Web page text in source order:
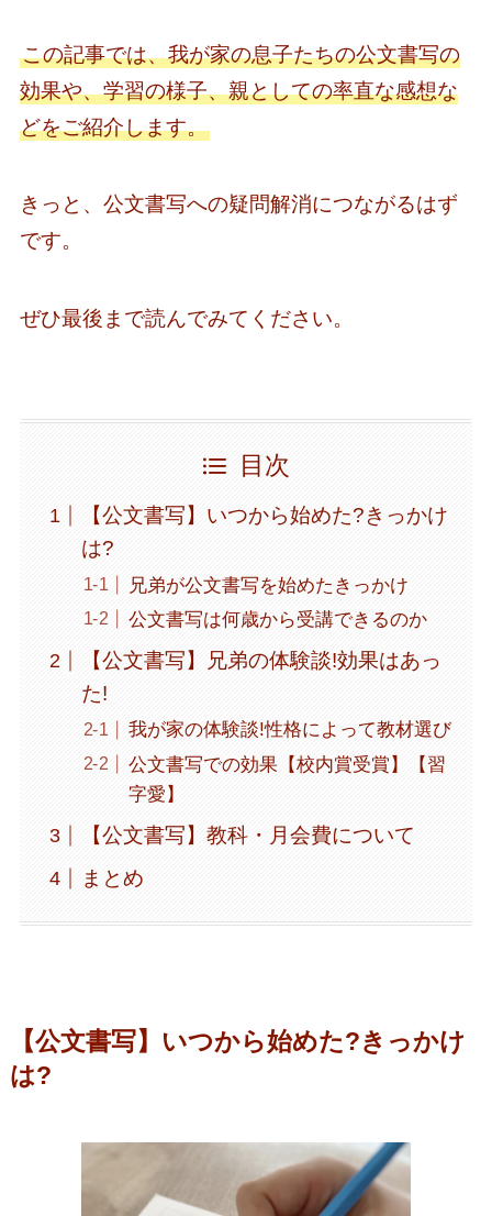
この記事では、我が家の息子たちの公文書写の
効果や、学習の様子、親としての率直な感想な
どをご紹介します。
きっと、公文書写への疑問解消につながるはず
です。
ぜひ最後まで読んでみてください。
目次
【公文書写】いつから始めた?きっかけ
は?
兄弟が公文書写を始めたきっかけ
公文書写は何歳から受講できるのか
【公文書写】兄弟の体験談!効果はあっ
た!
我が家の体験談!性格によって教材選び
公文書写での効果【校内賞受賞】【習
字愛】
【公文書写】教科・月会費について
まとめ
【公文書写】いつから始めた?きっかけ
は?